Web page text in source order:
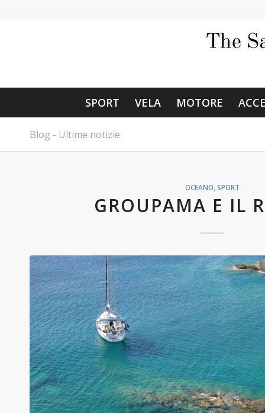
SPORT VELA MOTORE
Blog - Ultime notizie
OCEANO ,SPORT
GROUPAMA E IL